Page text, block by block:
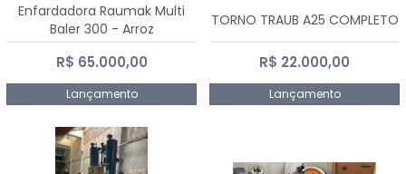
Enfardadora Raumak Multi
Baler 300 - Arroz
R$ 65.000,00
Lançamento
TORNO TRAUB A25 COMPLETO
R$ 22.000,00
Lançamento